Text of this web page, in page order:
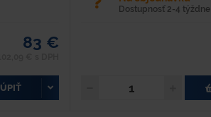
83 €
Dostupnosť 2-4 týždne